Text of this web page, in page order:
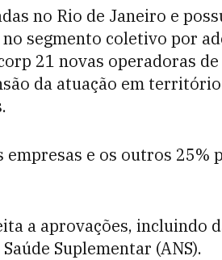
no Rio de Janeiro e
segmento coletivo por
21 novas operadoras de
da atuação em
e os outros 25%
a aprovações, incluindo
Suplementar (ANS).